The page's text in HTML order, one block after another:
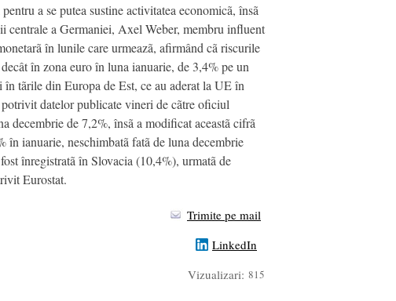
a se putea sustine activitatea economicã, însã
centrale a Germaniei, Axel Weber, membru influent
în lunile care urmeazã, afirmând cã riscurile
în zona euro în luna ianuarie, de 3,4% pe un
tãrile din Europa de Est, ce au aderat la UE în
datelor publicate vineri de cãtre oficiul
decembrie de 7,2%, însã a modificat aceastã cifrã
ianuarie, neschimbatã fatã de luna decembrie
înregistratã în Slovacia (10,4%), urmatã de
Eurostat.
Trimite pe mail
LinkedIn
Vizualizari: 815